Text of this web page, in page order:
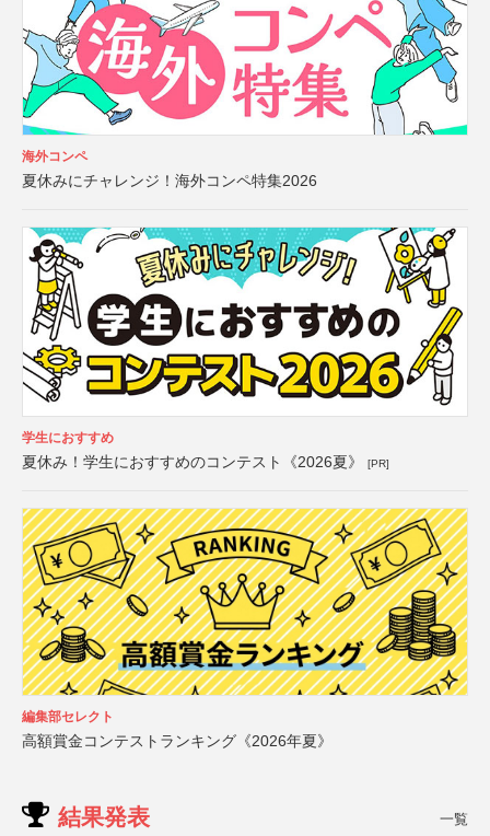
海外コンペ
夏休みにチャレンジ！海外コンペ特集2026
学生におすすめ
夏休み！学生におすすめのコンテスト《2026夏》 [PR]
編集部セレクト
高額賞金コンテストランキング《2026年夏》
結果発表 一覧